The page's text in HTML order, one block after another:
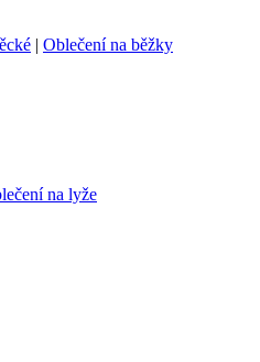
| Oblečení na běžky
na lyže